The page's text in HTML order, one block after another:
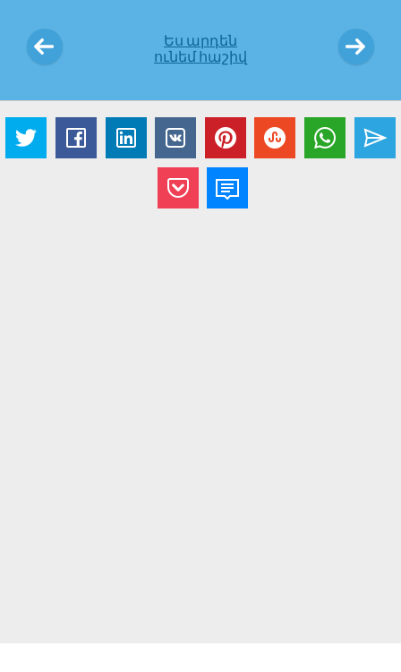
Ես արդեն
ունեմ հաշիվ